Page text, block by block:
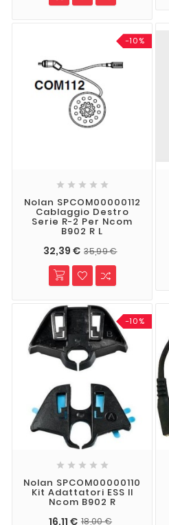
-10%
    
Nolan SPCOM00000112
Cablaggio Destro
Serie R-2 Per Ncom
B902 R L
32,39 € 35,99 €
-10%
    
Nolan SPCOM00000110
Kit Adattatori ESS II
Ncom B902 R
16,11 € 18,00 €